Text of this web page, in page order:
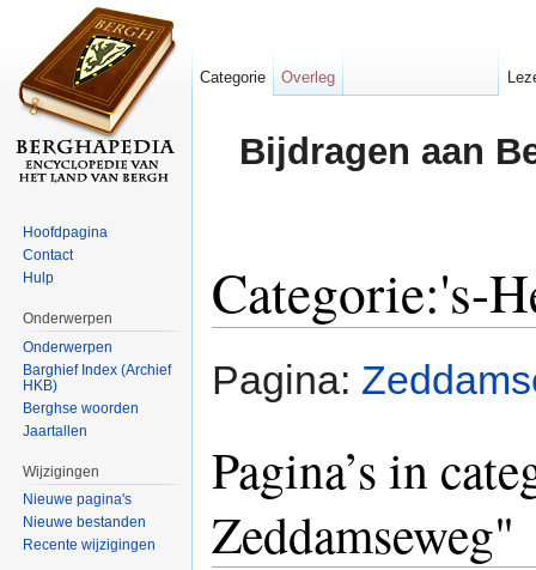
Bijdragen aan
Categorie:'s-
Pagina:
Pagina’s in
Zeddamseweg"
Categorie Overleg
Hoofdpagina
Contact
Hulp
Onderwerpen
Onderwerpen
Barghief Index (Archief
HKB)
Berghse woorden
Jaartallen
Wijzigingen
Nieuwe pagina's
Nieuwe bestanden
Recente wijzigingen